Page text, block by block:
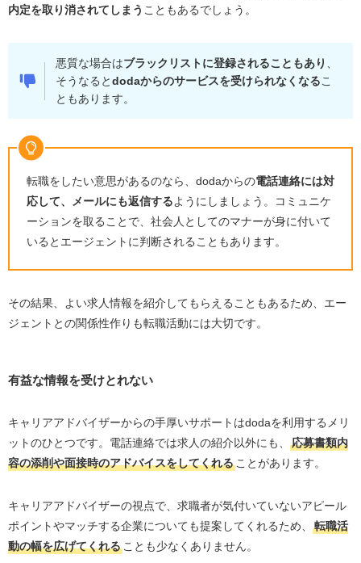
内定を取り消されてしまう こともあるでしょう。
悪質な場合はブラックリストに登録されることもあり 、
そうなるとdodaからのサービスを受けられなくなるこ
ともあります。
転職をしたい意思があるのなら、 dodaからの電話連絡には対
応して、メールにも返信するようにしましょう。コミュニケ
ーションを取ることで、社会人としてのマナーが身に付いて
いるとエージェントに判断されることもあります。
その結果、よい求人情報を紹介してもらえることもあるため、エー
ジェントとの関係性作りも転職活動には大切です。
有益な情報を受けとれない
キャリアアドバイザーからの手厚いサポートはdodaを利用するメリ
ットのひとつです。電話連絡では求人の紹介以外にも、
応募書類内
容の添削や面接時のアドバイスをしてくれることがあります。
キャリアアドバイザーの視点で、求職者が気付いていないアピール
ポイントやマッチする企業についても提案してくれるため、
転職活
動の幅を広げてくれることも少なくありません。